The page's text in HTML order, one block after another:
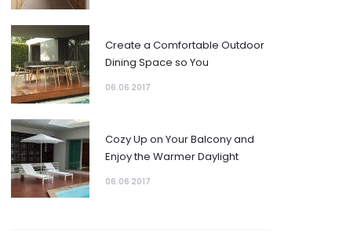
Create a Comfortable Outdoor
Dining Space so You
06.06 2017
Cozy Up on Your Balcony and
Enjoy the Warmer Daylight
06.06 2017